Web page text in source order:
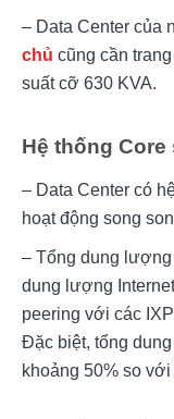
– Data Center của
chủ cũng cần
suất cỡ 630 KVA.
Hệ thống
– Data Center có
hoạt động song
– Tổng dung lượng
dung lượng
peering với các
Đặc biệt, tổng
khoảng 50% so